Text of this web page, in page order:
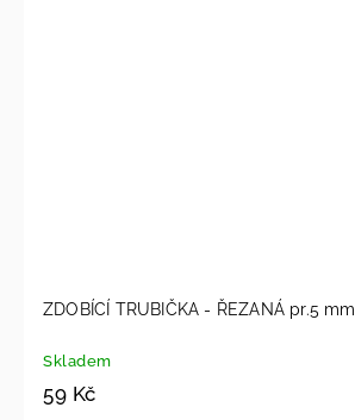
ZDOBÍCÍ TRUBIČKA - ŘEZANÁ pr.5 mm
Skladem
59 Kč